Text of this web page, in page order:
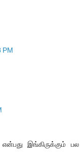
PM
என்பது இங்கிருக்கும் பல